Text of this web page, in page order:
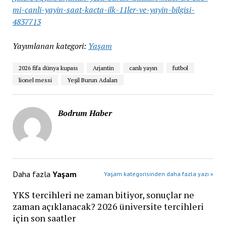
mi-canli-yayin-saat-kacta-ilk-11ler-ve-yayin-bilgisi-
4837713
Yayımlanan kategori: Yaşam
2026 fifa dünya kupası Arjantin canlı yayın
futbol
lionel messi
Yeşil Burun Adaları
Bodrum Haber
Daha fazla Yaşam Yaşam kategorisinden daha fazla yazı »
YKS tercihleri ne zaman bitiyor, sonuçlar ne
zaman açıklanacak? 2026 üniversite tercihleri
için son saatler